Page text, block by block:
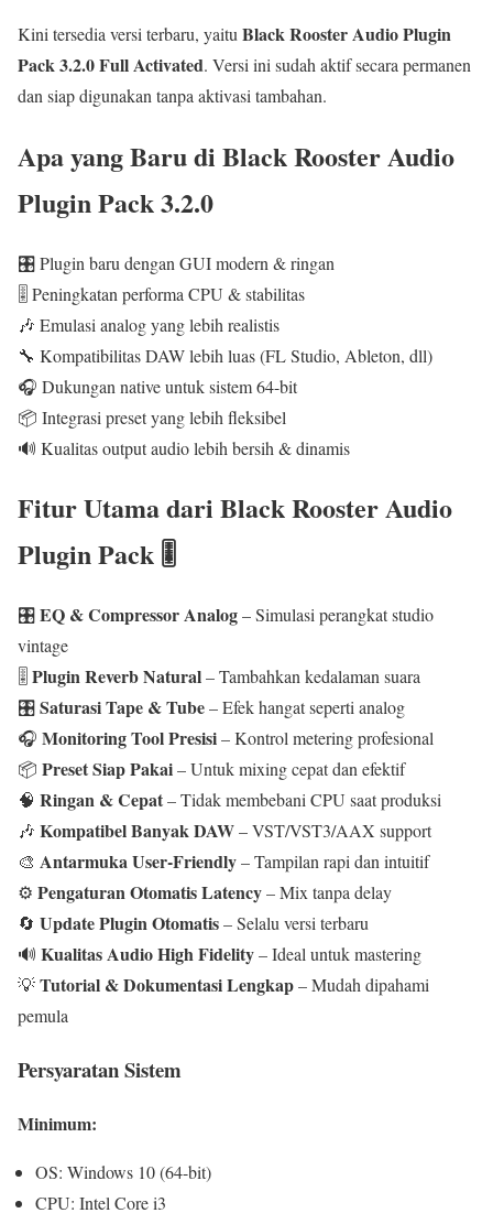
Kini tersedia versi terbaru, yaitu Black Rooster Audio Plugin
Pack 3.2.0 Full Activated. Versi ini sudah aktif secara permanen
dan siap digunakan tanpa aktivasi tambahan.
Apa yang Baru di Black Rooster Audio
Plugin Pack 3.2.0
🎛️ Plugin baru dengan GUI modern & ringan
🎚️ Peningkatan performa CPU & stabilitas
🎶 Emulasi analog yang lebih realistis
🔧 Kompatibilitas DAW lebih luas (FL Studio, Ableton, dll)
🎧 Dukungan native untuk sistem 64-bit
📦 Integrasi preset yang lebih fleksibel
🔊 Kualitas output audio lebih bersih & dinamis
Fitur Utama dari Black Rooster Audio
Plugin Pack 🎚️
🎛️EQ & Compressor Analog– Simulasi perangkat studio
vintage
🎚️ Plugin Reverb Natural– Tambahkan kedalaman suara
🎛️Saturasi Tape & Tube– Efek hangat seperti analog
🎧 Monitoring Tool Presisi– Kontrol metering profesional
📦 Preset Siap Pakai– Untuk mixing cepat dan efektif
🧠 Ringan & Cepat– Tidak membebani CPU saat produksi
🎶 Kompatibel Banyak DAW– VST/VST3/AAX support
🎨 Antarmuka User-Friendly– Tampilan rapi dan intuitif
⚙️ Pengaturan Otomatis Latency– Mix tanpa delay
🔄 Update Plugin Otomatis– Selalu versi terbaru
🔊 Kualitas Audio High Fidelity– Ideal untuk mastering
💡Tutorial & Dokumentasi Lengkap– Mudah dipahami
pemula
Persyaratan Sistem
Minimum:
OS: Windows 10 (64-bit)
CPU: Intel Core i3